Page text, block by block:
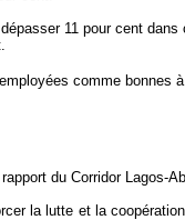
11 pour cent
comme bonnes
du Corridor Lagos-
la lutte et la